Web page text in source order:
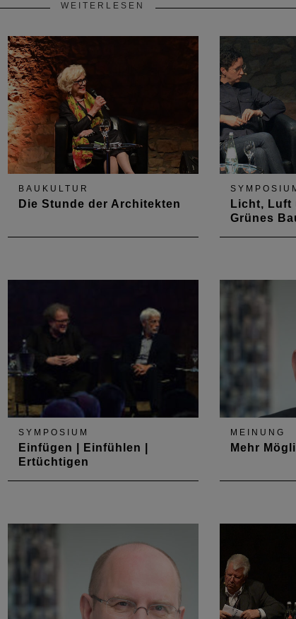
WEITERLESEN
BAUKULTUR
Die Stunde der Architekten
Licht, Luft
Grünes
dem Thema
Sonne:
170 Gäste
September
SYMPOSIUM
Einfügen | Einfühlen |
Ertüchtigen
Umgang mit ihrem historischen
Stadtbild. Doch wie steht es
tatsächlich um den
städtebaulichen Denkmalschutz?
Wie sollte er sein, der Umgang
MEINUNG
Mehr
möglich zu